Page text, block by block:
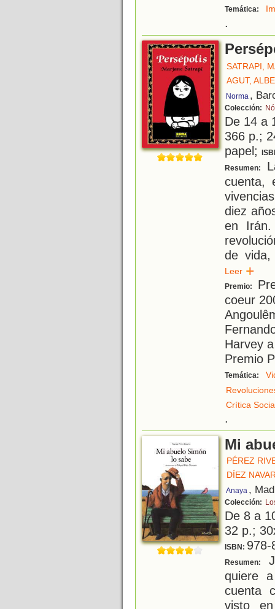
Temática:
.
SATRAPI,
AGUT,
Norma ,
Colección:
De 14 a
366 p.;
papel;
Resumen:
cuenta,
diez
en
de
Leer
Premio:
coeur
Harvey
Premio
Temática:
Crítica
.
Mi
PÉREZ
DÍEZ
Anaya ,
Colección:
De 8 a
32 p.;
ISBN: 978-
Resumen:
quiere
cuenta
visto